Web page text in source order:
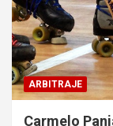
ARBITRAJE
Carmelo